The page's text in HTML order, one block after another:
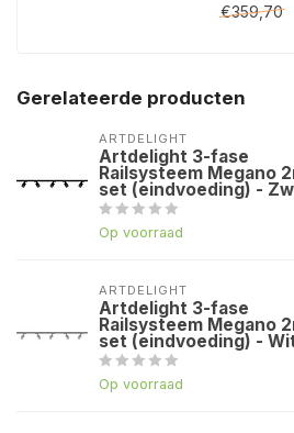
€359,70
Gerelateerde producten
ARTDELIGHT
Artdelight 3-fase
Railsysteem Megano
set (eindvoeding) -
Op voorraad
ARTDELIGHT
Artdelight 3-fase
Railsysteem Megano
set (eindvoeding) -
Op voorraad